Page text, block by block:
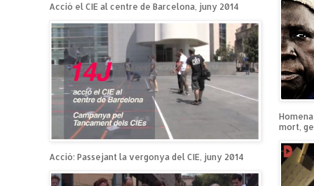
Acció el CIE al centre de Barcelona, juny 2014
Acció: Passejant la vergonya del CIE, juny 2014
mort,